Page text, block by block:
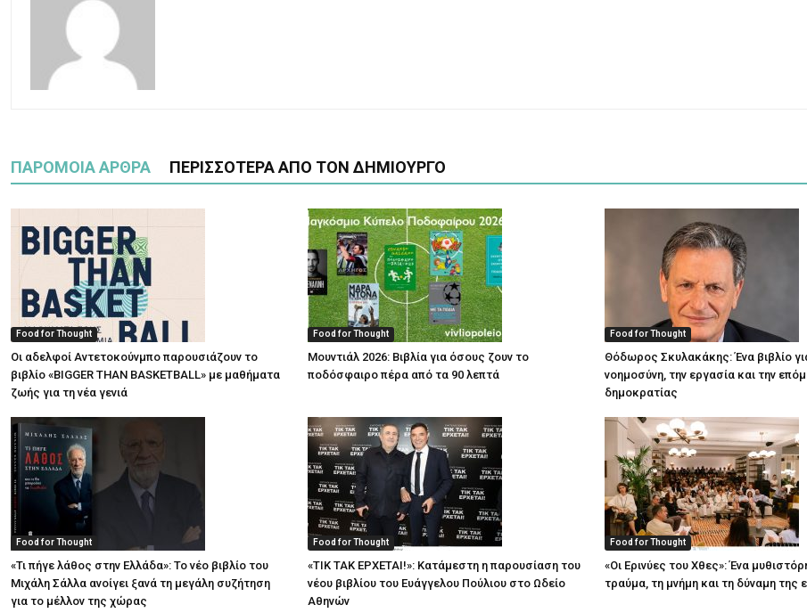
ΠΑΡΟΜΟΙΑ ΑΡΘΡΑ ΠΕΡΙΣΣΟΤΕΡΑ ΑΠΟ ΤΟΝ ΔΗΜΙΟΥΡΓΟ
Food for Thought
Οι αδελφοί Αντετοκούνμπο παρουσιάζουν το
βιβλίο «BIGGER THAN BASKETBALL» με μαθήματα
ζωής για τη νέα γενιά
Food for Thought
Μουντιάλ 2026: Βιβλία για όσους ζουν το
ποδόσφαιρο πέρα από τα 90 λεπτά
Food for Thought
Θόδωρος Σκυλακάκης: Ένα βιβλίο
νοημοσύνη, την εργασία και την
δημοκρατίας
Food for Thought
«Τι πήγε λάθος στην Ελλάδα»: Το νέο βιβλίο του
Μιχάλη Σάλλα ανοίγει ξανά τη μεγάλη συζήτηση
για το μέλλον της χώρας
Food for Thought
«ΤΙΚ ΤΑΚ ΕΡΧΕΤΑΙ!»: Κατάμεστη η παρουσίαση του
νέου βιβλίου του Ευάγγελου Πούλιου στο Ωδείο
Αθηνών
Food for Thought
«Οι Ερινύες του Χθες»: Ένα
τραύμα, τη μνήμη και τη δύναμη της